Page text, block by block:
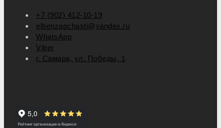
+7 (902) 412-10-19
elbenzapchasti@yandex.ru
WhatsApp
Viber
г. Самара, ул. Победы, 1